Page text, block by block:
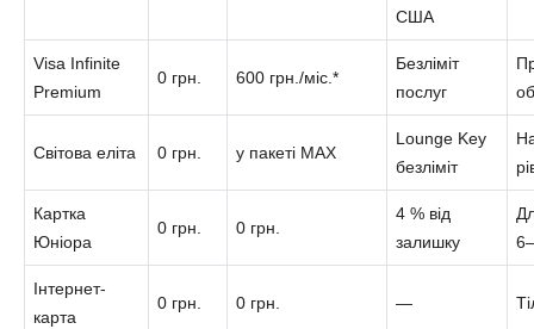
США
Visa Infinite
Premium
0 грн. 600 грн./міс.*
Безліміт
послуг
Світова еліта 0 грн. у пакеті MAX
Lounge Key
безліміт
Картка
Юніора
0 грн. 0 грн.
4 % від
залишку
Інтернет-
карта
0 грн. 0 грн. —